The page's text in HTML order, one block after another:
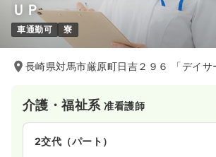
ＵＰ
車通勤可 寮
長崎県対馬市厳原町日吉２９６ 「デイサ
介護・福祉系准看護師
2交代（パート）